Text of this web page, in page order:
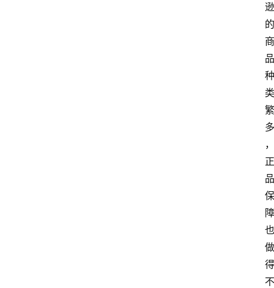
逊
的
商
品
种
类
繁
多
，
正
品
保
障
也
做
得
不